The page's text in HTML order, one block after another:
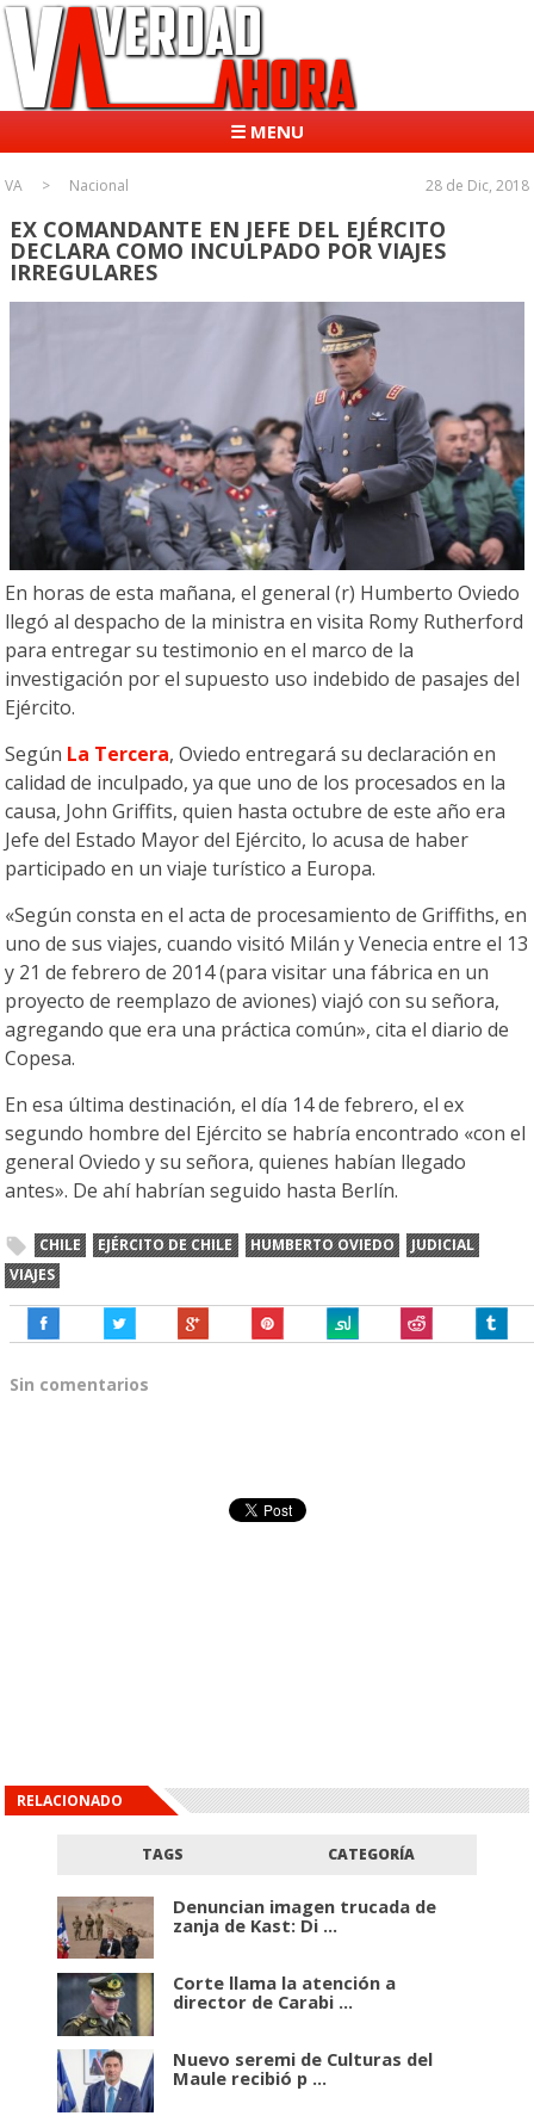
☰ MENU
VA Nacional 28 de Dic, 2018
EX COMANDANTE EN JEFE DEL EJÉRCITO
DECLARA COMO INCULPADO POR VIAJES
IRREGULARES
En horas de esta mañana, el general (r) Humberto Oviedo
llegó al despacho de la ministra en visita Romy Rutherford
para entregar su testimonio en el marco de la
investigación por el supuesto uso indebido de pasajes del
Ejército.
Según La Tercera, Oviedo entregará su declaración en
calidad de inculpado, ya que uno de los procesados en la
causa, John Griffits, quien hasta octubre de este año era
Jefe del Estado Mayor del Ejército, lo acusa de haber
participado en un viaje turístico a Europa.
«Según consta en el acta de procesamiento de Griffiths, en
uno de sus viajes, cuando visitó Milán y Venecia entre el 13
y 21 de febrero de 2014 (para visitar una fábrica en un
proyecto de reemplazo de aviones) viajó con su señora,
agregando que era una práctica común», cita el diario de
Copesa.
En esa última destinación, el día 14 de febrero, el ex
segundo hombre del Ejército se habría encontrado «con el
general Oviedo y su señora, quienes habían llegado
antes». De ahí habrían seguido hasta Berlín.
CHILE EJÉRCITO DE CHILE HUMBERTO OVIEDO
JUDICIAL
VIAJES
Sin comentarios
RELACIONADO
TAGS CATEGORÍA
Denuncian imagen trucada de
zanja de Kast: Di ...
Corte llama la atención a
director de Carabi ...
Nuevo seremi de Culturas del
Maule recibió p ...